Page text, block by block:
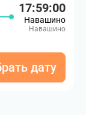
17:59:00
Навашино
Навашино
дату